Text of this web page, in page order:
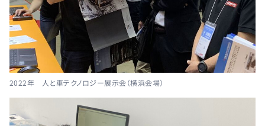
2022年 人と車テクノロジー展示会（横浜会場）